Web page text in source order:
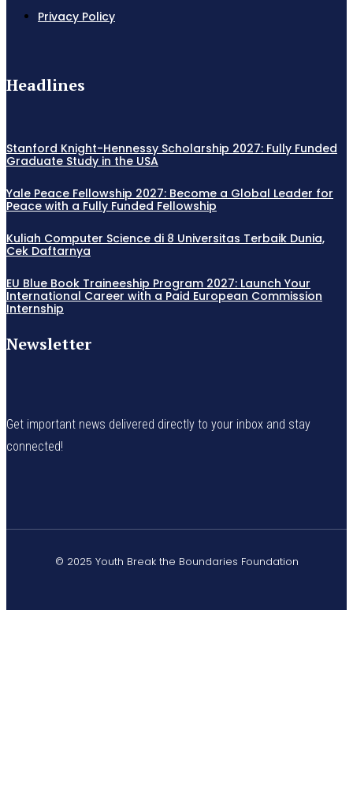
Privacy Policy
Headlines
Stanford Knight-Hennessy Scholarship 2027: Fully Funded
Graduate Study in the USA
Yale Peace Fellowship 2027: Become a Global Leader for
Peace with a Fully Funded Fellowship
Kuliah Computer Science di 8 Universitas Terbaik Dunia,
Cek Daftarnya
EU Blue Book Traineeship Program 2027: Launch Your
International Career with a Paid European Commission
Internship
Newsletter
Get important news delivered directly to your inbox and stay
connected!
© 2025 Youth Break the Boundaries Foundation